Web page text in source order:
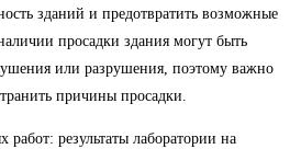
зданий и предотвратить возможные
просадки здания могут быть
или разрушения, поэтому важно
причины просадки.
результаты лаборатории на